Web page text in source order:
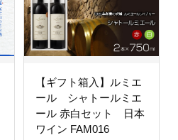
【ギフト箱入】ルミエ
ール シャトールミエ
ール 赤白セット 日本
ワイン FAM016